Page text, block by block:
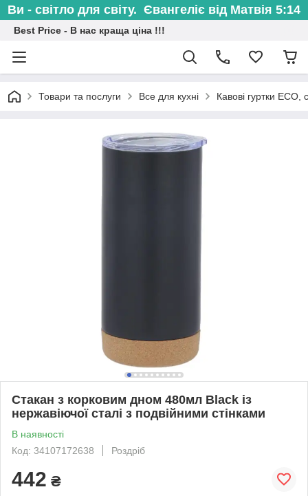
Ви - світло для світу. Євангеліє від Матвія 5:14
Best Price - В нас краща ціна !!!
Товари та послуги Все для кухні Кавові гуртки ECO,
Стакан з корковим дном 480мл Black із
нержавіючої сталі з подвійними стінками
В наявності
Код: 34107172638
Роздріб
442 ₴